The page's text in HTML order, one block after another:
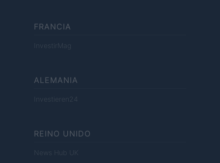
FRANCIA
InvestirMag
ALEMANIA
Investieren24
REINO UNIDO
News Hub UK